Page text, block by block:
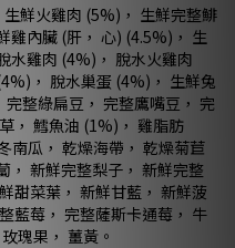
鮮火雞肉 (5%)， 生鮮完整鯡
雞內臟 (肝， 心) (4.5%)， 生
水雞肉 (4%)， 脫水火雞肉
， 脫水巢蛋 (4%)， 生鮮兔
整綠扁豆， 完整鷹嘴豆， 完
， 鱈魚油 (1%)， 雞脂肪
南瓜， 乾燥海帶， 乾燥菊苣
， 新鮮完整梨子， 新鮮完整
甜菜葉， 新鮮甘藍， 新鮮菠
藍莓， 完整薩斯卡通莓， 牛
瑰果， 薑黃。